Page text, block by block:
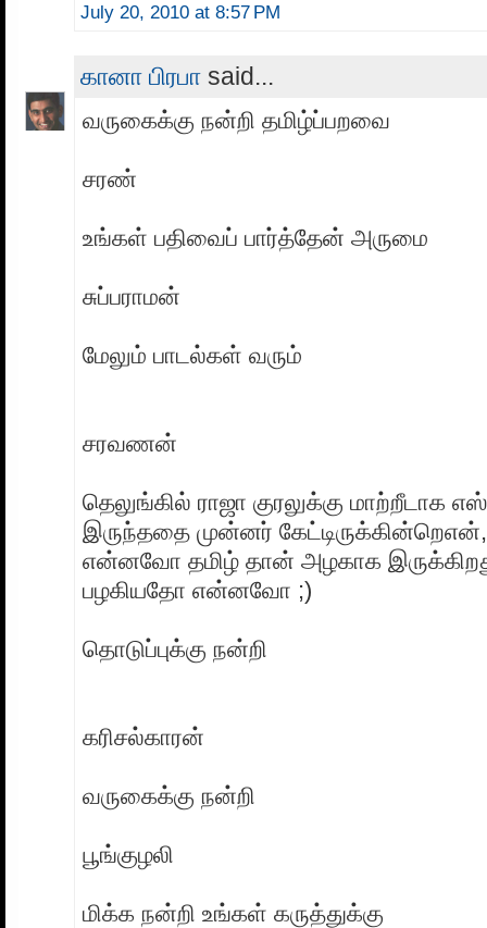
July 20, 2010 at 8:57 PM
கானா பிரபா said...
வருகைக்கு நன்றி தமிழ்ப்பறவை
சரண்
உங்கள் பதிவைப் பார்த்தேன் அருமை
சுப்பராமன்
மேலும் பாடல்கள் வரும்
சரவணன்
தெலுங்கில் ராஜா குரலுக்கு மாற்றீடாக
இருந்ததை முன்னர்
என்னவோ தமிழ் தான் அழகாக
பழகியதோ என்னவோ ;)
தொடுப்புக்கு நன்றி
கரிசல்காரன்
வருகைக்கு நன்றி
பூங்குழலி
மிக்க நன்றி உங்கள் கருத்துக்கு